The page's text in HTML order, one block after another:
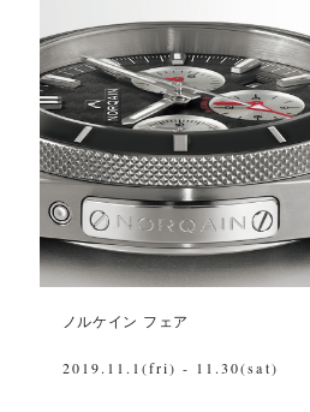
ノルケイン フェア
2019.11.1(fri) - 11.30(sat)